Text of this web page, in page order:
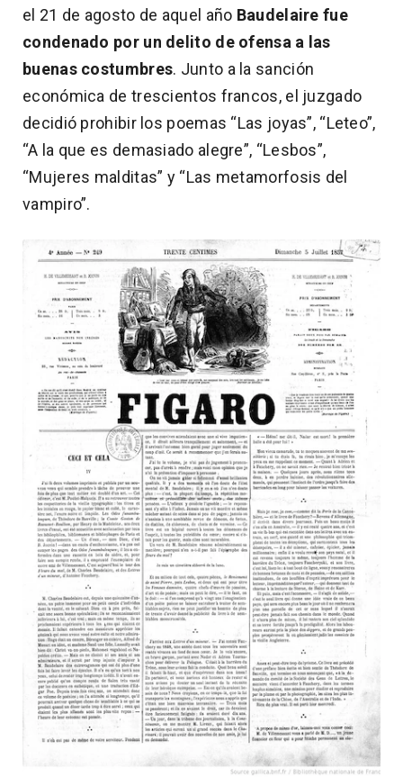
el 21 de agosto de aquel año Baudelaire fue
condenado por un delito de ofensa a las
buenas costumbres. Junto a la sanción
económica de trescientos francos, el juzgado
decidió prohibir los poemas “Las joyas”, “Leteo”,
“A la que es demasiado alegre”, “Lesbos”,
“Mujeres malditas” y “Las metamorfosis del
vampiro”.